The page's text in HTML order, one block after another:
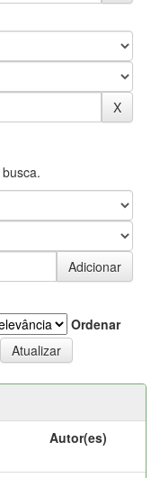
Ordenar
Autor(es)